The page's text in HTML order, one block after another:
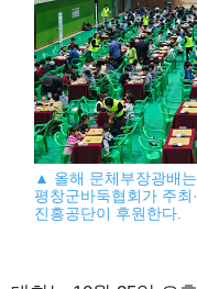
▲ 올해 문체부장광배
평창군바둑협회가 주
진흥공단이 후원한다.